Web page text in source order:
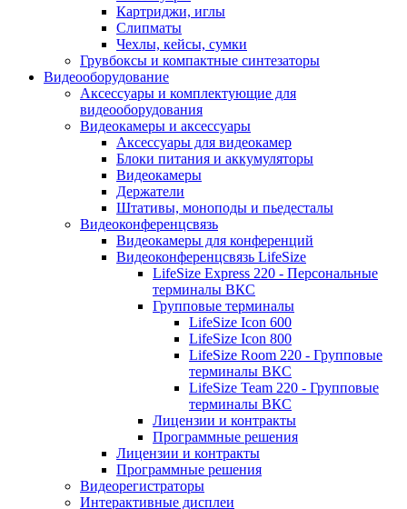
Картриджи, иглы
Слипматы
Чехлы, кейсы, сумки
Грувбоксы и компактные синтезаторы
Видеооборудование
Аксессуары и комплектующие для
видеооборудования
Видеокамеры и аксессуары
Аксессуары для видеокамер
Блоки питания и аккумуляторы
Видеокамеры
Держатели
Штативы, моноподы и пьедесталы
Видеоконференцсвязь
Видеокамеры для конференций
Видеоконференцсвязь LifeSize
LifeSize Express 220 - Персональные
терминалы ВКС
Групповые терминалы
LifeSize Icon 600
LifeSize Icon 800
LifeSize Room 220 - Групповые
терминалы ВКС
LifeSize Team 220 - Групповые
терминалы ВКС
Лицензии и контракты
Программные решения
Лицензии и контракты
Программные решения
Видеорегистраторы
Интерактивные дисплеи